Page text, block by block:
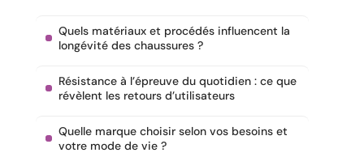
Quels matériaux et procédés influencent la
longévité des chaussures ?
Résistance à l’épreuve du quotidien : ce que
révèlent les retours d’utilisateurs
Quelle marque choisir selon vos besoins et
votre mode de vie ?